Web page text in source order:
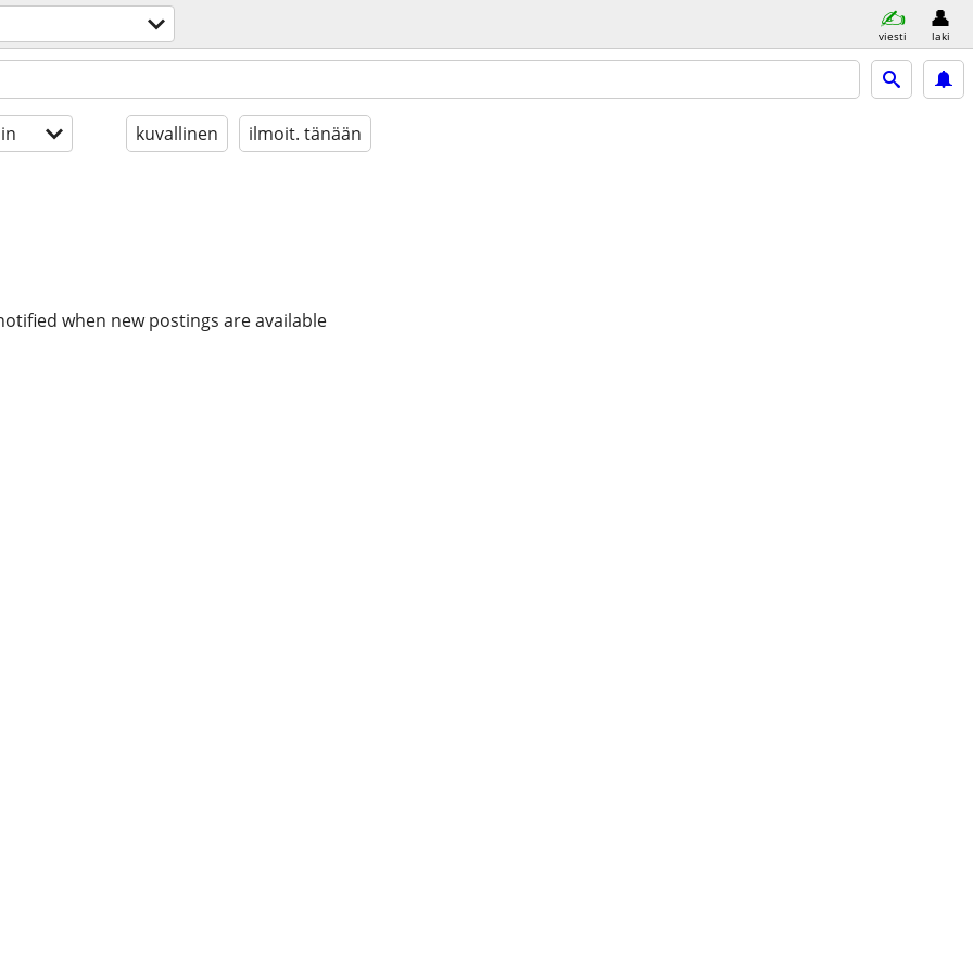
viesti laki
kuvallinen ilmoit. tänään
when new postings are available